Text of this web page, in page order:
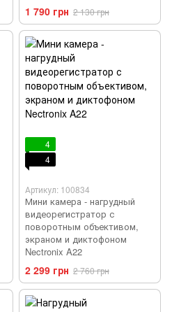
1 790 грн 2 130 грн
4
4
Артикул: 100834
Мини камера - нагрудный
видеорегистратор с
поворотным объективом,
экраном и диктофоном
Nectronix A22
2 299 грн 2 760 грн